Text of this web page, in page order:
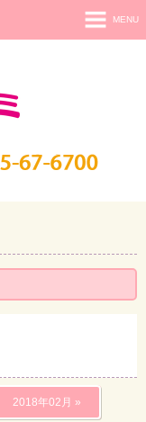
MENU
2018年02月 »